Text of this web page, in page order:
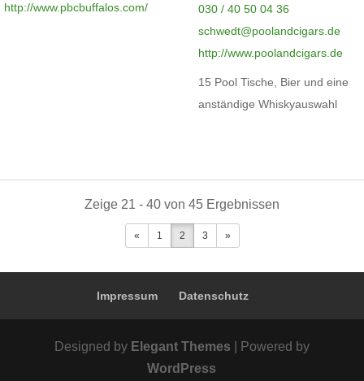
http://www.pbcbuffalos.com/
030 / 40 50 04 36
schwedt@poolandcigars.de
http://www.poolandcigars.de
15 Pool Tische, Bier und eine
anständige Whiskyauswahl
Zeige 21 - 40 von 45 Ergebnissen
« 1 2 3 »
Impressum Datenschutz
Designed by Elegant Themes | Powered by
WordPress